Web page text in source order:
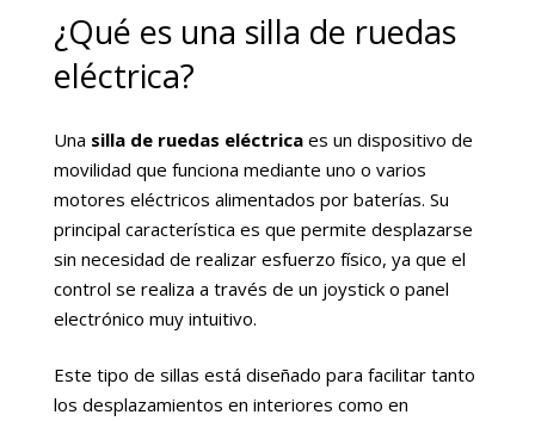
¿Qué es una silla de ruedas
eléctrica?
Una silla de ruedas eléctrica es un dispositivo de
movilidad que funciona mediante uno o varios
motores eléctricos alimentados por baterías. Su
principal característica es que permite desplazarse
sin necesidad de realizar esfuerzo físico, ya que el
control se realiza a través de un joystick o panel
electrónico muy intuitivo.
Este tipo de sillas está diseñado para facilitar tanto
los desplazamientos en interiores como en